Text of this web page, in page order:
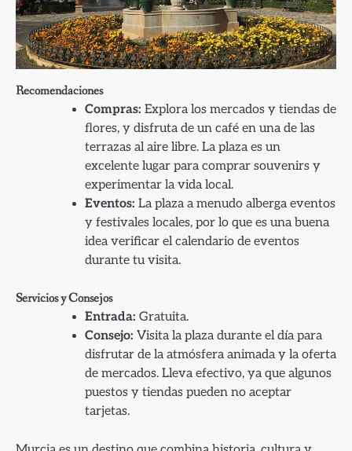
Recomendaciones
Compras: Explora los mercados y tiendas de
flores, y disfruta de un café en una de las
terrazas al aire libre. La plaza es un
excelente lugar para comprar souvenirs y
experimentar la vida local.
Eventos: La plaza a menudo alberga eventos
y festivales locales, por lo que es una buena
idea verificar el calendario de eventos
durante tu visita.
Servicios y Consejos
Entrada: Gratuita.
Consejo: Visita la plaza durante el día para
disfrutar de la atmósfera animada y la oferta
de mercados. Lleva efectivo, ya que algunos
puestos y tiendas pueden no aceptar
tarjetas.